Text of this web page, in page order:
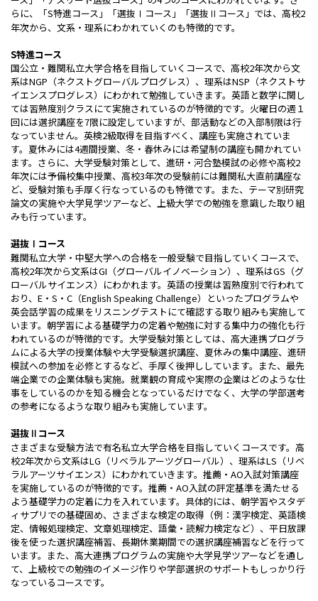
らに、「S特進コース」「選抜Ⅰコース」「選抜Ⅱコース」では、高校2
年次から、文系・理系にわかれていくのも特徴的です。
S特進コース
国公立・難関私立大学合格を目指していくコースで、高校2年次から文
系はNGP（ネクストグローバルプログレス）、理系はNSP（ネクストサ
イエンスプログレス）にわかれて勉強していきます。英語と数学に関し
ては習熟度別クラスにて実施されているのが特徴的です。火曜日の週１
回には選択講座を7限に設定していますが、部活動などの入部制限は行
なっていません。英検2級取得を目指すべく、講座も実施されていま
す。夏休みには4週間授業、冬・春休みには希望制の講座も開かれてい
ます。さらに、大学受験対策として、進研・河合塾模試の必修や高校2
年次には予備校集中授業、高校3年次の受験前には難関私大直前講座な
ど、受験対策も手厚く行なっているのも特徴です。また、テーマ別研究
論文の実施や大学見学ツアーなど、上級大学での勉強を意識した取り組
みも行っています。
選抜Ⅰコース
難関私立大学・中堅大学への合格を一般受験で目指していくコースで、
高校2年次から文系はGI（グローバルイノベーション）、理系はGS（グ
ローバルサイエンス）にわかれます。英語の授業は習熟度別で行われて
おり、E・S・C（English Speaking Challenge）といったプログラムや
英会話学習の成果をリスニングテストにて確認する取り組みも実施して
います。朝学習による基礎学力の定着や勉強に対する集中力の強化も行
われているのが特徴的です。大学受験対策としては、高大連携プログラ
ムによる大学の授業体験や大学受験選択講座、夏休みの集中講座、進研
模試への参加を必修とするなど、手厚く後押ししています。また、最先
端企業での企業体験も実施。就業観の育成や実際の企業はどのような仕
事をしているのかを知る機会となっているだけでなく、大学の学部選考
の参考になるような取り組みも実施しています。
選抜Ⅱコース
さまざまな受験方法で有名私立大学合格を目指していくコースです。高
校2年次から文系はLG（リベラルアーツグローバル）、理系はLS（リベ
ラルアーツサイエンス）にわかれていきます。推薦・AO入試対策講座
を実施しているのが特徴的です。推薦・AO入試の評定基準を満たせる
よう基礎学力の定着に力を入れています。具体的には、朝学習やスタデ
ィサプリでの基礎固め、さまざまな検定の取得（例：漢字検定、英語検
定、情報処理検定、文章処理検定、語彙・読解力検定など）、平日放課
後を使った選択講座補習、長期休業期間での選択講座補習などを行って
います。また、高大連携プログラムの実施や大学見学ツアーなどを通し
て、上級校での勉強のイメージ作りや学部選択のサポートもしっかり行
なっているコースです。